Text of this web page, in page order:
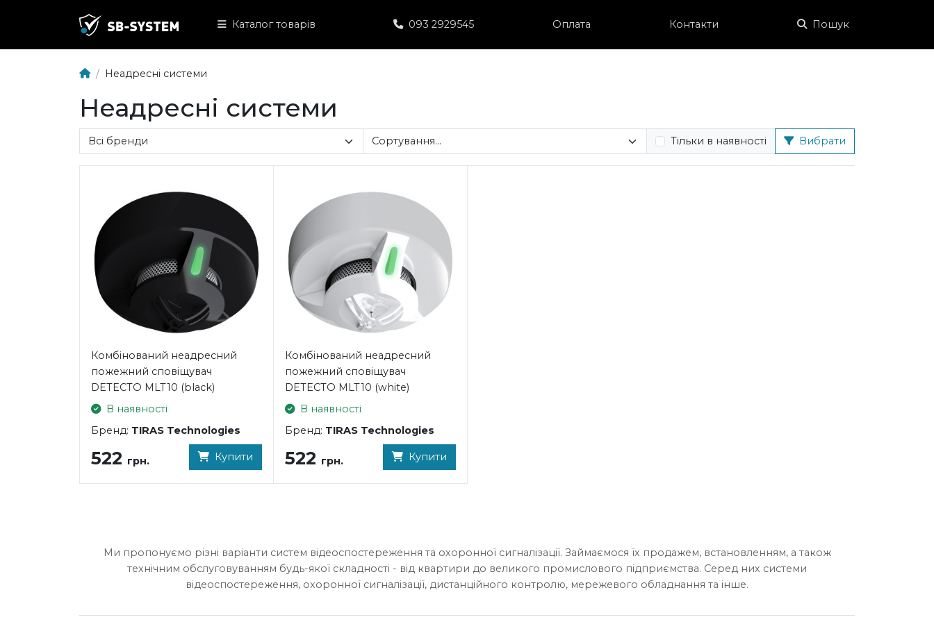
Каталог товарів 093 2929545 Оплата Контакти Пошук
Неадресні системи
Неадресні системи
Тільки в наявності Вибрати
Комбінований неадресний
пожежний сповіщувач
DETECTO MLT10 (black)
В наявності
Бренд: TIRAS Technologies
522 грн. Купити
Комбінований неадресний
пожежний сповіщувач
DETECTO MLT10 (white)
В наявності
Бренд: TIRAS Technologies
522 грн. Купити
Ми пропонуємо різні варіанти систем відеоспостереження та охоронної сигналізації. Займаємося їх продажем, встановленням, а також
технічним обслуговуванням будь-якої складності - від квартири до великого промислового підприємства. Серед них системи
відеоспостереження, охоронної сигналізації, дистанційного контролю, мережевого обладнання та інше.